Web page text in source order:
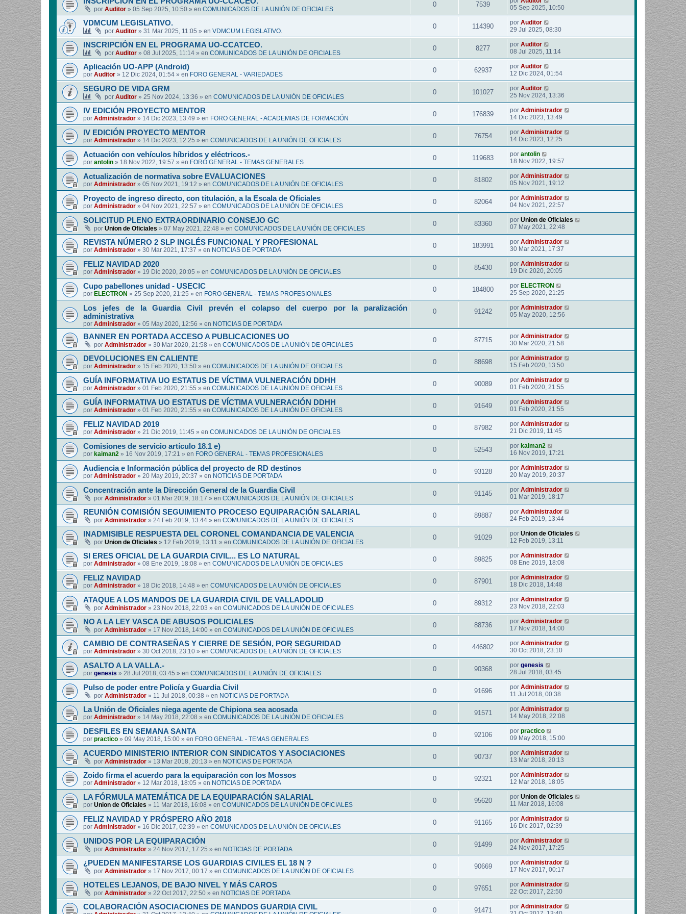
por Auditor » 05 Sep 2025, 10:50 » en COMUNICADOS DE LA UNIÓN DE OFICIALES
0 7539
05 Sep 2025, 10:50
VDMCUM LEGISLATIVO.
por Auditor » 31 Mar 2025, 11:05 » en VDMCUM LEGISLATIVO.
0 114390 por Auditor
29 Jul 2025, 08:30
INSCRIPCIÓN EN EL PROGRAMA UO-CCATCEO.
por Auditor » 08 Jul 2025, 11:14 » en COMUNICADOS DE LA UNIÓN DE OFICIALES
0 8277 por Auditor
08 Jul 2025, 11:14
Aplicación UO-APP (Android)
por Auditor » 12 Dic 2024, 01:54 » en FORO GENERAL - VARIEDADES
0 62937 por Auditor
12 Dic 2024, 01:54
SEGURO DE VIDA GRM
por Auditor » 25 Nov 2024, 13:36 » en COMUNICADOS DE LA UNIÓN DE OFICIALES
0 101027 por Auditor
25 Nov 2024, 13:36
IV EDICIÓN PROYECTO MENTOR
por Administrador » 14 Dic 2023, 13:49 » en FORO GENERAL - ACADEMIAS DE FORMACIÓN
0 176839 por Administrador
14 Dic 2023, 13:49
IV EDICIÓN PROYECTO MENTOR
por Administrador » 14 Dic 2023, 12:25 » en COMUNICADOS DE LA UNIÓN DE OFICIALES
0 76754 por Administrador
14 Dic 2023, 12:25
Actuación con vehículos híbridos y eléctricos.-
por antolin » 18 Nov 2022, 19:57 » en FORO GENERAL - TEMAS GENERALES
0 119683 por antolin
18 Nov 2022, 19:57
Actualización de normativa sobre EVALUACIONES
por Administrador » 05 Nov 2021, 19:12 » en COMUNICADOS DE LA UNIÓN DE OFICIALES
0 81802 por Administrador
05 Nov 2021, 19:12
Proyecto de ingreso directo, con titulación, a la Escala de Oficiales
por Administrador » 04 Nov 2021, 22:57 » en COMUNICADOS DE LA UNIÓN DE OFICIALES
0 82064 por Administrador
04 Nov 2021, 22:57
SOLICITUD PLENO EXTRAORDINARIO CONSEJO GC
por Union de Oficiales » 07 May 2021, 22:48 » en COMUNICADOS DE LA UNIÓN DE OFICIALES
0 83360 por Union de Oficiales
07 May 2021, 22:48
REVISTA NÚMERO 2 SLP INGLÉS FUNCIONAL Y PROFESIONAL
por Administrador » 30 Mar 2021, 17:37 » en NOTICIAS DE PORTADA
0 183991 por Administrador
30 Mar 2021, 17:37
FELIZ NAVIDAD 2020
por Administrador » 19 Dic 2020, 20:05 » en COMUNICADOS DE LA UNIÓN DE OFICIALES
0 85430 por Administrador
19 Dic 2020, 20:05
Cupo pabellones unidad - USECIC
por ELECTRON » 25 Sep 2020, 21:25 » en FORO GENERAL - TEMAS PROFESIONALES
0 184800 por ELECTRON
25 Sep 2020, 21:25
Los jefes de la Guardia Civil prevén el colapso del cuerpo por la paralización
administrativa
por Administrador » 05 May 2020, 12:56 » en NOTICIAS DE PORTADA
0 91242 por Administrador
05 May 2020, 12:56
BANNER EN PORTADA ACCESO A PUBLICACIONES UO
por Administrador » 30 Mar 2020, 21:58 » en COMUNICADOS DE LA UNIÓN DE OFICIALES
0 87715 por Administrador
30 Mar 2020, 21:58
DEVOLUCIONES EN CALIENTE
por Administrador » 15 Feb 2020, 13:50 » en COMUNICADOS DE LA UNIÓN DE OFICIALES
0 88698 por Administrador
15 Feb 2020, 13:50
GUÍA INFORMATIVA UO ESTATUS DE VÍCTIMA VULNERACIÓN DDHH
por Administrador » 01 Feb 2020, 21:55 » en COMUNICADOS DE LA UNIÓN DE OFICIALES
0 90089 por Administrador
01 Feb 2020, 21:55
GUÍA INFORMATIVA UO ESTATUS DE VÍCTIMA VULNERACIÓN DDHH
por Administrador » 01 Feb 2020, 21:55 » en COMUNICADOS DE LA UNIÓN DE OFICIALES
0 91649 por Administrador
01 Feb 2020, 21:55
FELIZ NAVIDAD 2019
por Administrador » 21 Dic 2019, 11:45 » en COMUNICADOS DE LA UNIÓN DE OFICIALES
0 87982 por Administrador
21 Dic 2019, 11:45
Comisiones de servicio artículo 18.1 e)
por kaiman2 » 16 Nov 2019, 17:21 » en FORO GENERAL - TEMAS PROFESIONALES
0 52543 por kaiman2
16 Nov 2019, 17:21
Audiencia e Información pública del proyecto de RD destinos
por Administrador » 20 May 2019, 20:37 » en NOTICIAS DE PORTADA
0 93128 por Administrador
20 May 2019, 20:37
Concentración ante la Dirección General de la Guardia Civil
por Administrador » 01 Mar 2019, 18:17 » en COMUNICADOS DE LA UNIÓN DE OFICIALES
0 91145 por Administrador
01 Mar 2019, 18:17
REUNIÓN COMISIÓN SEGUIMIENTO PROCESO EQUIPARACIÓN SALARIAL
por Administrador » 24 Feb 2019, 13:44 » en COMUNICADOS DE LA UNIÓN DE OFICIALES
0 89887 por Administrador
24 Feb 2019, 13:44
INADMISIBLE RESPUESTA DEL CORONEL COMANDANCIA DE VALENCIA
por Union de Oficiales » 12 Feb 2019, 13:11 » en COMUNICADOS DE LA UNIÓN DE OFICIALES
0 91029 por Union de Oficiales
12 Feb 2019, 13:11
SI ERES OFICIAL DE LA GUARDIA CIVIL... ES LO NATURAL
por Administrador » 08 Ene 2019, 18:08 » en COMUNICADOS DE LA UNIÓN DE OFICIALES
0 89825 por Administrador
08 Ene 2019, 18:08
FELIZ NAVIDAD
por Administrador » 18 Dic 2018, 14:48 » en COMUNICADOS DE LA UNIÓN DE OFICIALES
0 87901 por Administrador
18 Dic 2018, 14:48
ATAQUE A LOS MANDOS DE LA GUARDIA CIVIL DE VALLADOLID
por Administrador » 23 Nov 2018, 22:03 » en COMUNICADOS DE LA UNIÓN DE OFICIALES
0 89312 por Administrador
23 Nov 2018, 22:03
NO A LA LEY VASCA DE ABUSOS POLICIALES
por Administrador » 17 Nov 2018, 14:00 » en COMUNICADOS DE LA UNIÓN DE OFICIALES
0 88736 por Administrador
17 Nov 2018, 14:00
CAMBIO DE CONTRASEÑAS Y CIERRE DE SESIÓN, POR SEGURIDAD
por Administrador » 30 Oct 2018, 23:10 » en COMUNICADOS DE LA UNIÓN DE OFICIALES
0 446802 por Administrador
30 Oct 2018, 23:10
ASALTO A LA VALLA.-
por genesis » 28 Jul 2018, 03:45 » en COMUNICADOS DE LA UNIÓN DE OFICIALES
0 90368 por genesis
28 Jul 2018, 03:45
Pulso de poder entre Policía y Guardia Civil
por Administrador » 11 Jul 2018, 00:38 » en NOTICIAS DE PORTADA
0 91696 por Administrador
11 Jul 2018, 00:38
La Unión de Oficiales niega agente de Chipiona sea acosada
por Administrador » 14 May 2018, 22:08 » en COMUNICADOS DE LA UNIÓN DE OFICIALES
0 91571 por Administrador
14 May 2018, 22:08
DESFILES EN SEMANA SANTA
por practico » 09 May 2018, 15:00 » en FORO GENERAL - TEMAS GENERALES
0 92106 por practico
09 May 2018, 15:00
ACUERDO MINISTERIO INTERIOR CON SINDICATOS Y ASOCIACIONES
por Administrador » 13 Mar 2018, 20:13 » en NOTICIAS DE PORTADA
0 90737 por Administrador
13 Mar 2018, 20:13
Zoido firma el acuerdo para la equiparación con los Mossos
por Administrador » 12 Mar 2018, 18:05 » en NOTICIAS DE PORTADA
0 92321 por Administrador
12 Mar 2018, 18:05
LA FÓRMULA MATEMÁTICA DE LA EQUIPARACIÓN SALARIAL
por Union de Oficiales » 11 Mar 2018, 16:08 » en COMUNICADOS DE LA UNIÓN DE OFICIALES
0 95620 por Union de Oficiales
11 Mar 2018, 16:08
FELIZ NAVIDAD Y PRÓSPERO AÑO 2018
por Administrador » 16 Dic 2017, 02:39 » en COMUNICADOS DE LA UNIÓN DE OFICIALES
0 91165 por Administrador
16 Dic 2017, 02:39
UNIDOS POR LA EQUIPARACIÓN
por Administrador » 24 Nov 2017, 17:25 » en NOTICIAS DE PORTADA
0 91499 por Administrador
24 Nov 2017, 17:25
¿PUEDEN MANIFESTARSE LOS GUARDIAS CIVILES EL 18 N ?
por Administrador » 17 Nov 2017, 00:17 » en COMUNICADOS DE LA UNIÓN DE OFICIALES
0 90669 por Administrador
17 Nov 2017, 00:17
HOTELES LEJANOS, DE BAJO NIVEL Y MÁS CAROS
por Administrador » 22 Oct 2017, 22:50 » en NOTICIAS DE PORTADA
0 97651 por Administrador
22 Oct 2017, 22:50
COLABORACIÓN ASOCIACIONES DE MANDOS GUARDIA CIVIL 0 91471 por Administrador